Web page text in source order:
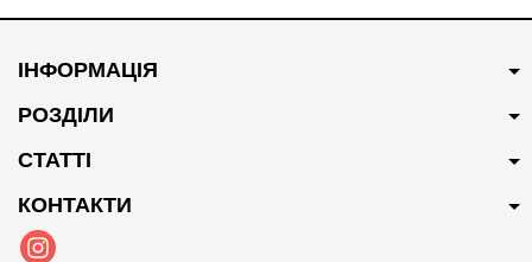
ІНФОРМАЦІЯ
РОЗДІЛИ
СТАТТІ
КОНТАКТИ